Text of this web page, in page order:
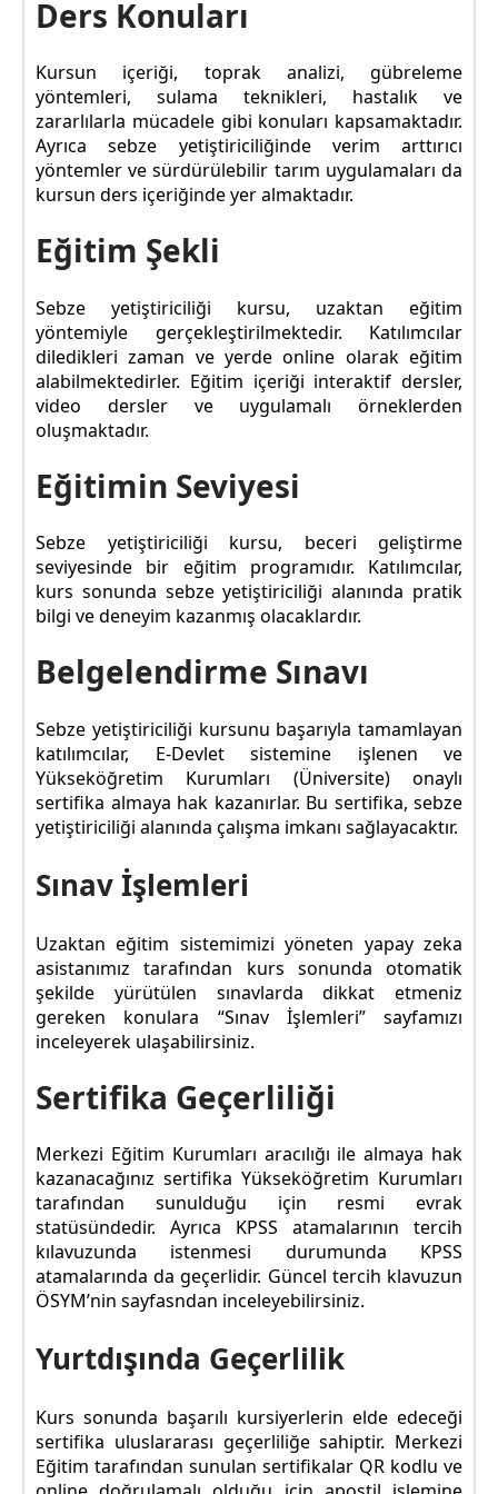
Ders Konuları
Kursun içeriği, toprak analizi, gübreleme
yöntemleri, sulama teknikleri, hastalık ve
zararlılarla mücadele gibi konuları kapsamaktadır.
Ayrıca sebze yetiştiriciliğinde verim arttırıcı
yöntemler ve sürdürülebilir tarım uygulamaları da
kursun ders içeriğinde yer almaktadır.
Eğitim Şekli
Sebze yetiştiriciliği kursu, uzaktan eğitim
yöntemiyle gerçekleştirilmektedir. Katılımcılar
diledikleri zaman ve yerde online olarak eğitim
alabilmektedirler. Eğitim içeriği interaktif dersler,
video dersler ve uygulamalı örneklerden
oluşmaktadır.
Eğitimin Seviyesi
Sebze yetiştiriciliği kursu, beceri geliştirme
seviyesinde bir eğitim programıdır. Katılımcılar,
kurs sonunda sebze yetiştiriciliği alanında pratik
bilgi ve deneyim kazanmış olacaklardır.
Belgelendirme Sınavı
Sebze yetiştiriciliği kursunu başarıyla tamamlayan
katılımcılar, E-Devlet sistemine işlenen ve
Yükseköğretim Kurumları (Üniversite) onaylı
sertifika almaya hak kazanırlar. Bu sertifika, sebze
yetiştiriciliği alanında çalışma imkanı sağlayacaktır.
Sınav İşlemleri
Uzaktan eğitim sistemimizi yöneten yapay zeka
asistanımız tarafından kurs sonunda otomatik
şekilde yürütülen sınavlarda dikkat etmeniz
gereken konulara “Sınav İşlemleri” sayfamızı
inceleyerek ulaşabilirsiniz.
Sertifika Geçerliliği
Merkezi Eğitim Kurumları aracılığı ile almaya hak
kazanacağınız sertifika Yükseköğretim Kurumları
tarafından sunulduğu için resmi evrak
statüsündedir. Ayrıca KPSS atamalarının tercih
kılavuzunda istenmesi durumunda KPSS
atamalarında da geçerlidir. Güncel tercih klavuzun
ÖSYM’nin sayfasndan inceleyebilirsiniz.
Yurtdışında Geçerlilik
Kurs sonunda başarılı kursiyerlerin elde edeceği
sertifika uluslararası geçerliliğe sahiptir. Merkezi
Eğitim tarafından sunulan sertifikalar QR kodlu ve